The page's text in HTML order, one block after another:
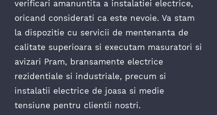
verificari amanuntita a instalatiei electrice,
oricand considerati ca este nevoie. Va stam
la dispozitie cu servicii de mentenanta de
calitate superioara si executam masuratori si
avizari Pram, bransamente electrice
rezidentiale si industriale, precum si
instalatii electrice de joasa si medie
tensiune pentru clientii nostri.